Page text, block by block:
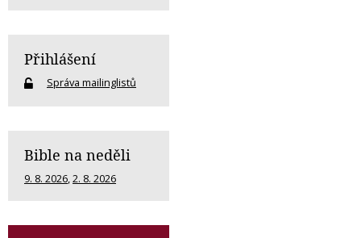
Přihlášení
Správa mailinglistů
Bible na neděli
9. 8. 2026,2. 8. 2026